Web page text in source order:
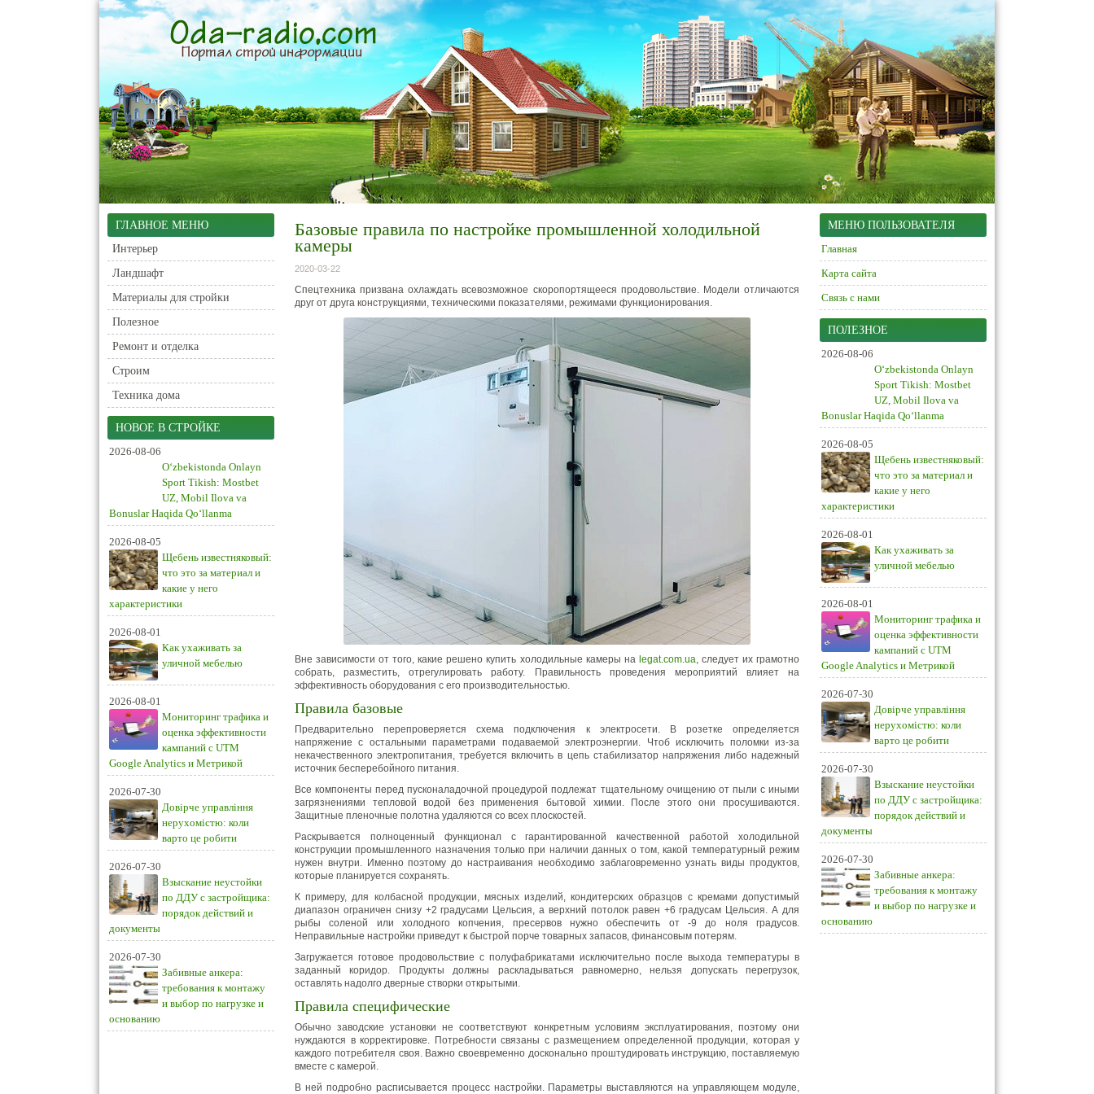
ГЛАВНОЕ МЕНЮ
Интерьер
Ландшафт
Материалы для стройки
Полезное
Ремонт и отделка
Строим
Техника дома
НОВОЕ В СТРОЙКЕ
2026-08-06
O‘zbekistonda Onlayn
Sport Tikish: Mostbet
UZ, Mobil Ilova va
Bonuslar Haqida Qo‘llanma
2026-08-05
Щебень известняковый:
что это за материал и
какие у него
характеристики
2026-08-01
Как ухаживать за
уличной мебелью
2026-08-01
Мониторинг трафика и
оценка эффективности
кампаний с UTM
Google Analytics и Метрикой
2026-07-30
Довірче управління
нерухомістю: коли
варто це робити
2026-07-30
Взыскание неустойки
по ДДУ с застройщика:
порядок действий и
документы
2026-07-30
Забивные анкера:
требования к монтажу
и выбор по нагрузке и
основанию
Базовые правила по настройке промышленной холодильной
камеры
2020-03-22
Спецтехника призвана охлаждать всевозможное скоропортящееся продовольствие. Модели отличаются
друг от друга конструкциями, техническими показателями, режимами функционирования.
Вне зависимости от того, какие решено купить холодильные камеры на legat.com.ua, следует их грамотно
собрать, разместить, отрегулировать работу. Правильность проведения мероприятий влияет на
эффективность оборудования с его производительностью.
Правила базовые
Предварительно перепроверяется схема подключения к электросети. В розетке определяется
напряжение с остальными параметрами подаваемой электроэнергии. Чтоб исключить поломки из-за
некачественного электропитания, требуется включить в цепь стабилизатор напряжения либо надежный
источник бесперебойного питания.
Все компоненты перед пусконаладочной процедурой подлежат тщательному очищению от пыли с иными
загрязнениями тепловой водой без применения бытовой химии. После этого они просушиваются.
Защитные пленочные полотна удаляются со всех плоскостей.
Раскрывается полноценный функционал с гарантированной качественной работой холодильной
конструкции промышленного назначения только при наличии данных о том, какой температурный режим
нужен внутри. Именно поэтому до настраивания необходимо заблаговременно узнать виды продуктов,
которые планируется сохранять.
К примеру, для колбасной продукции, мясных изделий, кондитерских образцов с кремами допустимый
диапазон ограничен снизу +2 градусами Цельсия, а верхний потолок равен +6 градусам Цельсия. А для
рыбы соленой или холодного копчения, пресервов нужно обеспечить от -9 до ноля градусов.
Неправильные настройки приведут к быстрой порче товарных запасов, финансовым потерям.
Загружается готовое продовольствие с полуфабрикатами исключительно после выхода температуры в
заданный коридор. Продукты должны раскладываться равномерно, нельзя допускать перегрузок,
оставлять надолго дверные створки открытыми.
Правила специфические
Обычно заводские установки не соответствуют конкретным условиям эксплуатирования, поэтому они
нуждаются в корректировке. Потребности связаны с размещением определенной продукции, которая у
каждого потребителя своя. Важно своевременно досконально проштудировать инструкцию, поставляемую
вместе с камерой.
В ней подробно расписывается процесс настройки. Параметры выставляются на управляющем модуле,
МЕНЮ ПОЛЬЗОВАТЕЛЯ
Главная
Карта сайта
Связь с нами
ПОЛЕЗНОЕ
2026-08-06
O‘zbekistonda Onlayn
Sport Tikish: Mostbet
UZ, Mobil Ilova va
Bonuslar Haqida Qo‘llanma
2026-08-05
Щебень известняковый:
что это за материал и
какие у него
характеристики
2026-08-01
Как ухаживать за
уличной мебелью
2026-08-01
Мониторинг трафика и
оценка эффективности
кампаний с UTM
Google Analytics и Метрикой
2026-07-30
Довірче управління
нерухомістю: коли
варто це робити
2026-07-30
Взыскание неустойки
по ДДУ с застройщика:
порядок действий и
документы
2026-07-30
Забивные анкера:
требования к монтажу
и выбор по нагрузке и
основанию